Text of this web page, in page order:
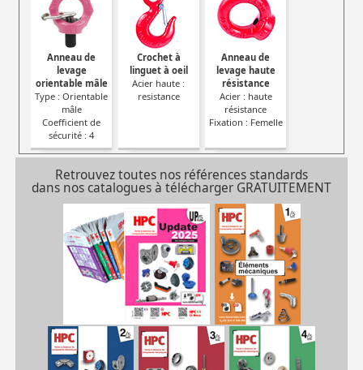
Anneau de
levage
orientable mâle
Type : Orientable
mâle
Coefficient de
sécurité : 4
Crochet à
linguet à oeil
Acier haute :
resistance
Anneau de
levage haute
résistance
Acier : haute
résistance
Fixation : Femelle
Retrouvez toutes nos références standards
dans nos catalogues à télécharger GRATUITEMENT